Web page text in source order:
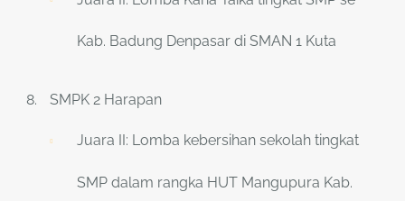
Kab. Badung Denpasar di SMAN 1 Kuta
SMPK 2 Harapan
Juara II: Lomba kebersihan sekolah tingkat
SMP dalam rangka HUT Mangupura Kab.